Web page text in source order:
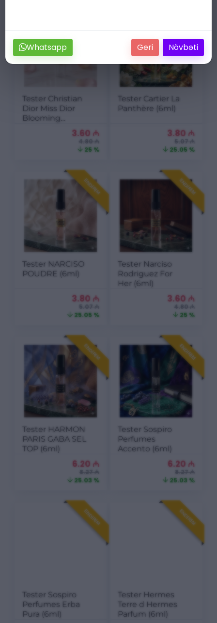
Tester Christian
Dior Miss Dior
Blooming
Bouquet (6ml)3.60 ₼
4.80 ₼
25 %
Tester Cartier La
Panthère (6ml)
3.80 ₼
5.07 ₼
25.05 %
ENDIRIM
Tester NARCISO
POUDRE (6ml)
3.80 ₼
5.07 ₼
25.05 %
ENDIRIM
Tester Narciso
Rodriguez For
Her (6ml)
3.60 ₼
4.80 ₼
25 %
ENDIRIM
Tester HARMON
PARIS GABA SEL
TOP (6ml)
6.20 ₼
8.27 ₼
25.03 %
ENDIRIM
Tester Sospiro
Perfumes
Accento (6ml)
6.20 ₼
8.27 ₼
25.03 %
ENDIRIM
Tester Sospiro
Perfumes Erba
Pura (6ml)
ENDIRIM
Tester Hermes
Terre d Hermes
Parfum (6ml)
Whatsapp Geri Növbəti